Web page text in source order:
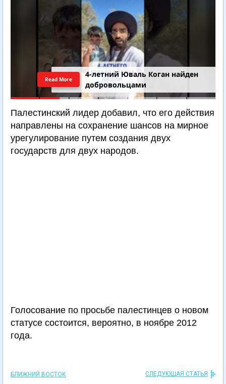
4-летний Юваль Коган найден
добровольцами
Read More
Палестинский лидер добавил, что его действия
направлены на сохранение шансов на мирное
урегулирование путем создания двух
государств для двух народов.
Голосование по просьбе палестинцев о новом
статусе состоится, вероятно, в ноябре 2012
года.
БЛИЖНИЙ ВОСТОК СЛЕДУЮЩАЯ СТАТЬЯ